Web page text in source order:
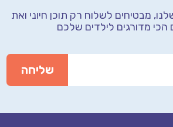
מבטיחים לשלוח רק תוכן חיוני ואת
הכי מדורגים לילדים שלכם